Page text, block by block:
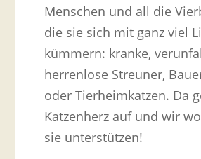
Menschen und all die
die sie sich mit ganz viel
kümmern: kranke,
herrenlose Streuner,
oder Tierheimkatzen. Da
Katzenherz auf und wir
sie unterstützen!